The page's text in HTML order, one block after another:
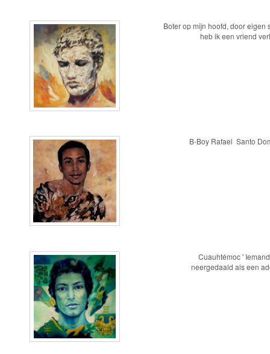
Boter op mijn hoofd, door eigen
heb ik een vriend
B-Boy Rafael Santo
Cuauhtémoc '
neergedaald als een